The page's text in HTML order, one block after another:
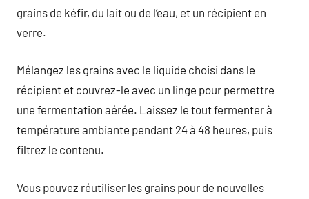
grains de kéfir, du lait ou de l’eau, et un récipient en
verre.
Mélangez les grains avec le liquide choisi dans le
récipient et couvrez-le avec un linge pour permettre
une fermentation aérée. Laissez le tout fermenter à
température ambiante pendant 24 à 48 heures, puis
filtrez le contenu.
Vous pouvez réutiliser les grains pour de nouvelles